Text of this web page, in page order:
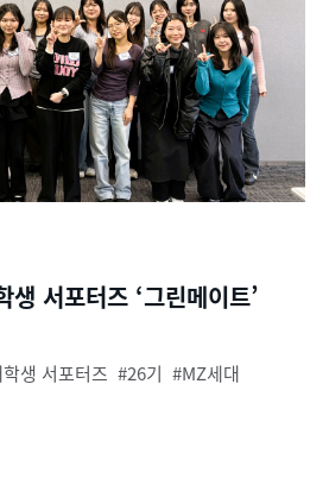
서포터즈 ‘그린메이트’
생 서포터즈 26기
MZ세대